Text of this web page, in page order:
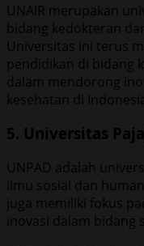
UNAIR merupakan
bidang kedokteran
Universitas ini terus
pendidikan di bidang
dalam mendorong
kesehatan di
5. Universitas
UNPAD adalah
ilmu sosial dan
juga memiliki fokus
inovasi dalam bidang